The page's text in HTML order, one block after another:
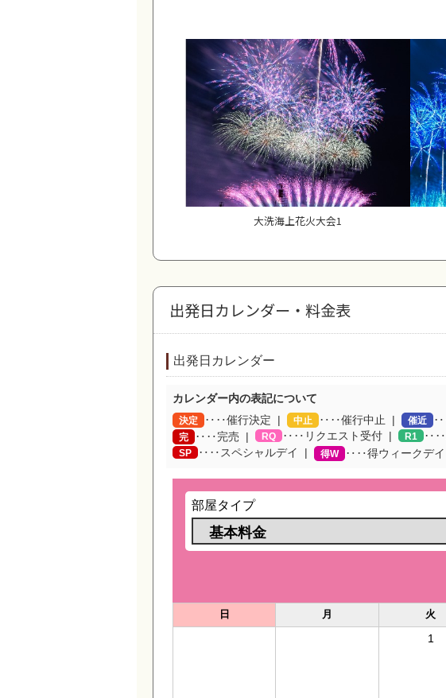
大洗海上花火大会1
出発日カレンダー・料金表
出発日カレンダー
カレンダー内の表記について
決定 ‥‥催行決定 中止 ‥‥催行中止 催近
完 ‥‥完売 RQ ‥‥リクエスト受付 R1 ‥‥
SP ‥‥スペシャルデイ 得W ‥‥得ウィークデイ